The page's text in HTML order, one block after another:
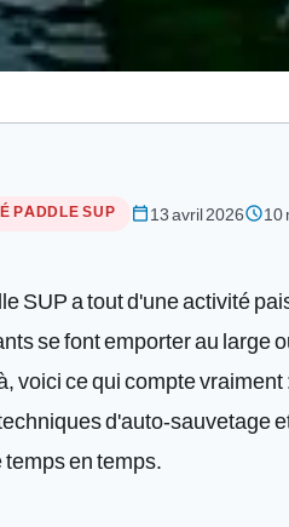
PADDLE SUP calendar_today13 avril 2026schedule10
SUP a tout d'une activité
se font emporter au large
voici ce qui compte
d'auto-sauvetage
en temps.